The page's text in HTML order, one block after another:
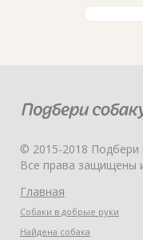
© 2015-2018 Подбери
Все права защищены
Главная
Собаки в добрые руки
Найдена собака